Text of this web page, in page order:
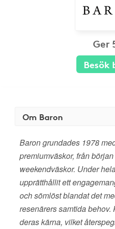
Ger
Besök
Om Baron
Baron grundades 1978
premiumväskor, från
weekendväskor. Under
upprätthållit ett
och sömlöst blandat det
resenärers samtida
deras kärna, vilket